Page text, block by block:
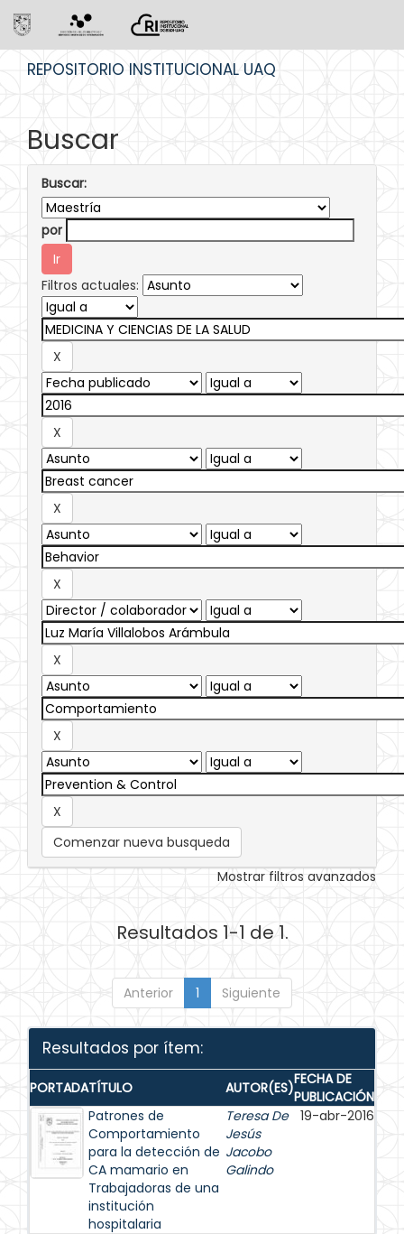
REPOSITORIO INSTITUCIONAL UAQ
Buscar
Buscar:
por
Filtros actuales:
Comenzar nueva busqueda
Mostrar filtros avanzados
Resultados 1-1 de 1.
Anterior 1 Siguiente
Resultados por ítem:
PORTADATÍTULO AUTOR(ES)FECHA DE
PUBLICACIÓN
Patrones de
Comportamiento
para la detección de
CA mamario en
Trabajadoras de una
institución
hospitalaria
Teresa De
Jesús
Jacobo
Galindo
19-abr-2016